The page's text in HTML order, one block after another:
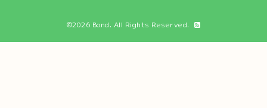
©2026 Bond. All Rights Reserved.